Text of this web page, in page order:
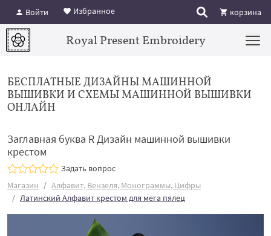
Войти Избранное корзина
Royal Present Embroidery
БЕСПЛАТНЫЕ ДИЗАЙНЫ МАШИННОЙ
ВЫШИВКИ И СХЕМЫ МАШИННОЙ ВЫШИВКИ
ОНЛАЙН
Заглавная буква R Дизайн машинной вышивки
крестом
Задать вопрос
Магазин
Алфавит, Вензеля, Монограммы, Цифры
Латинский Алфавит крестом для мега пялец